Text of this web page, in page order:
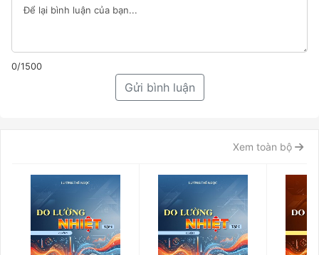
0/1500
Gửi bình luận
Xem toàn bộ